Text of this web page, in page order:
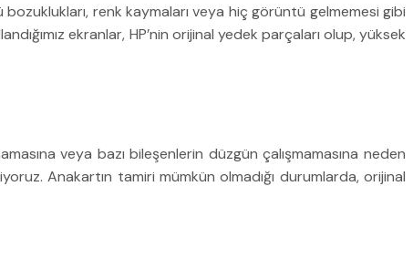
renk kaymaları veya hiç görüntü gelmemesi gibi
ekranlar, HP’nin orijinal yedek parçaları olup, yüksek
veya bazı bileşenlerin düzgün çalışmamasına neden
Anakartın tamiri mümkün olmadığı durumlarda, orijinal